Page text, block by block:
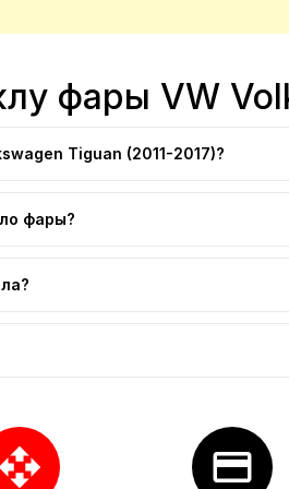
фары VW
Tiguan (2011-2017)?
фары?
open_with credit_card